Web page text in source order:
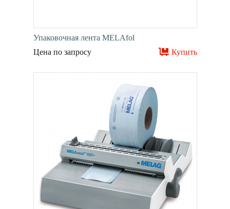
Упаковочная лента MELAfol
Цена по запросу
Купить